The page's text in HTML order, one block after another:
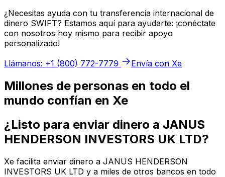
¿Necesitas ayuda con tu transferencia internacional de
dinero SWIFT? Estamos aquí para ayudarte: ¡conéctate
con nosotros hoy mismo para recibir apoyo
personalizado!
Llámanos: +1 (800) 772-7779
Envía con Xe
Millones de personas en todo el
mundo confían en Xe
¿Listo para enviar dinero a JANUS
HENDERSON INVESTORS UK LTD?
Xe facilita enviar dinero a JANUS HENDERSON
INVESTORS UK LTD y a miles de otros bancos en todo